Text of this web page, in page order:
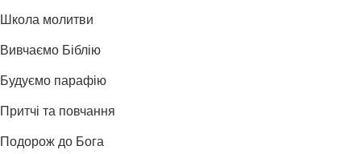
Школа молитви
Вивчаємо Біблію
Будуємо парафію
Притчі та повчання
Подорож до Бога